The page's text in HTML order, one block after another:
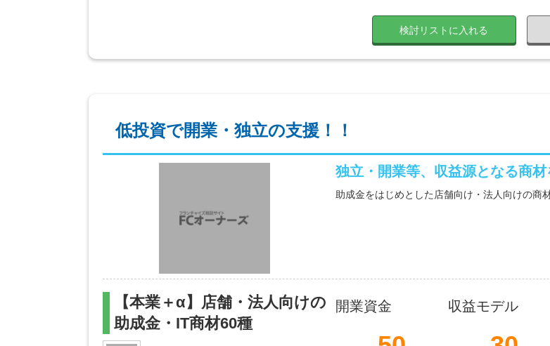
検討リストに入れる
低投資で開業・独立の支援！！
独立・開業等、収益源となる商
助成金をはじめとした店舗向け・法人向けの商
【本業＋α】店舗・法人向けの
助成金・IT商材60種
開業資金 収益モデル